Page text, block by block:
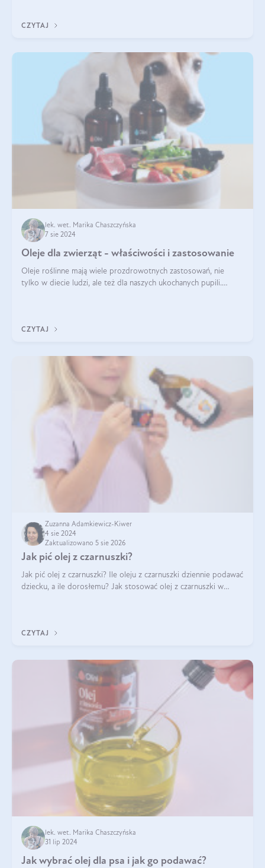
CZYTAJ
lek. wet. Marika Chaszczyńska
7 sie 2024
Oleje dla zwierząt - właściwości i zastosowanie
Oleje roślinne mają wiele prozdrowotnych zastosowań, nie
tylko w diecie ludzi, ale też dla naszych ukochanych pupili.
CZYTAJ
Zuzanna Adamkiewicz-Kiwer
4 sie 2024
Zaktualizowano 5 sie 2026
Jak pić olej z czarnuszki?
Jak pić olej z czarnuszki? Ile oleju z czarnuszki dziennie podawać
dziecku, a ile dorosłemu? Jak stosować olej z czarnuszki w
CZYTAJ
lek. wet. Marika Chaszczyńska
31 lip 2024
Jak wybrać olej dla psa i jak go podawać?